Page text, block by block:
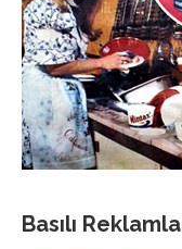
Basılı